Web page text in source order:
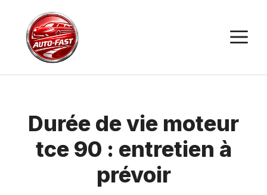
contenu
Durée de vie moteur
tce 90 : entretien à
prévoir